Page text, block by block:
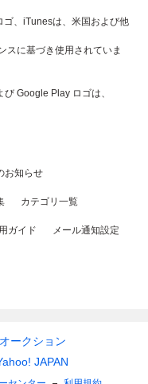
ゴ、iTunesは、米国および他
スに基づき使用されていま
Google Play ロゴは、
お知らせ
カテゴリ一覧
ガイド メール通知設定
ークション
JAPAN